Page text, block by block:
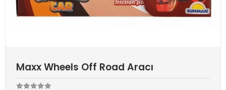
Maxx Wheels Off Road Aracı